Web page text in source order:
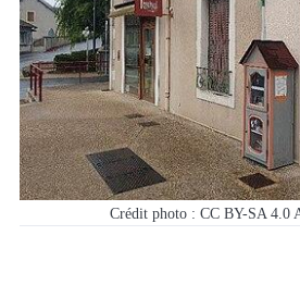
Crédit photo : CC BY-SA 4.0